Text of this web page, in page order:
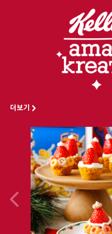
더보기
이
전
콘